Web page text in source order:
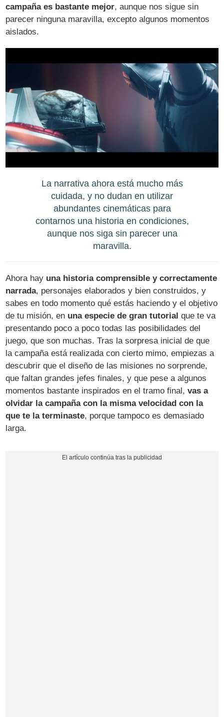
campaña es bastante mejor, aunque nos sigue sin
parecer ninguna maravilla, excepto algunos momentos
aislados.
La narrativa ahora está mucho más
cuidada, y no dudan en utilizar
abundantes cinemáticas para
contarnos una historia en condiciones,
aunque nos siga sin parecer una
maravilla.
Ahora hay una historia comprensible y correctamente
narrada, personajes elaborados y bien construidos, y
sabes en todo momento qué estás haciendo y el objetivo
de tu misión, en una especie de gran tutorial que te va
presentando poco a poco todas las posibilidades del
juego, que son muchas. Tras la sorpresa inicial de que
la campaña está realizada con cierto mimo, empiezas a
descubrir que el diseño de las misiones no sorprende,
que faltan grandes jefes finales, y que pese a algunos
momentos bastante inspirados en el tramo final,vas a
olvidar la campaña con la misma velocidad con la
que te la terminaste, porque tampoco es demasiado
larga.